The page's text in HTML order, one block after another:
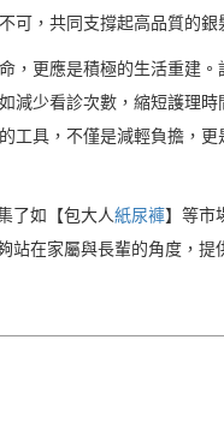
可，共同支撐起高品質的銀
，更應是積極的生活重建。
減少看診次數，縮短護理時
工具，不僅是減輕負擔，更
了如【包大人紙尿褲】等市
站在家屬與長輩的角度，提